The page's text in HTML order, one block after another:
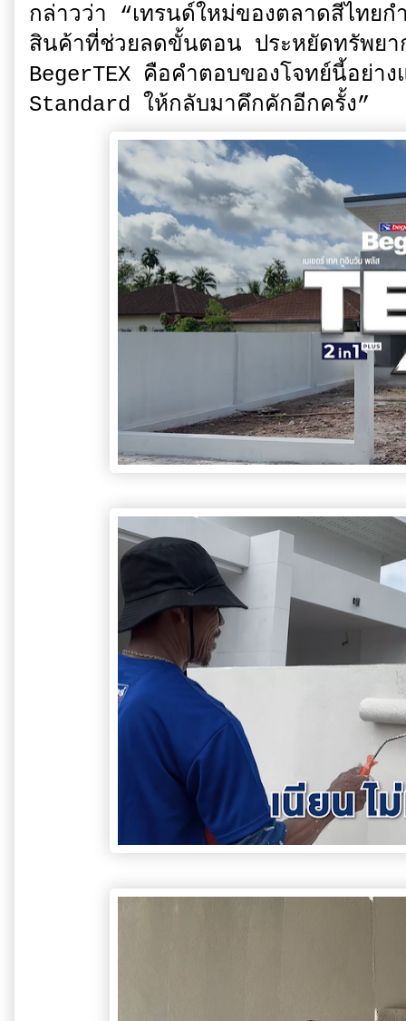
กล่าวว่า “เทรนด์ใหม่ของตลาดสีไทย
สินค้าที่ช่วยลดขั้นตอน ประหยัดทรัพย
BegerTEX คือคำตอบของโจทย์นี้อย่า
Standard ให้กลับมาคึกคักอีกครั้ง”